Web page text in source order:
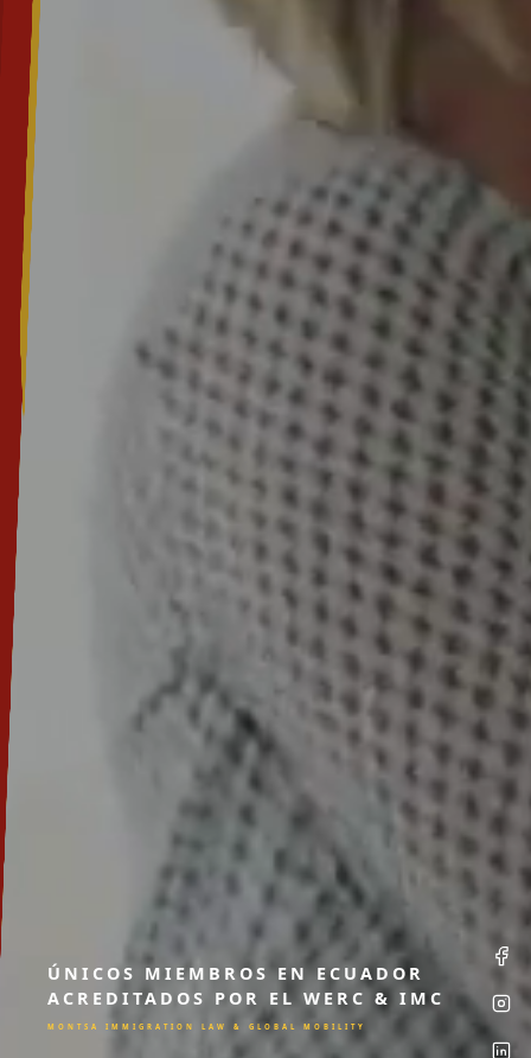
ÚNICOS MIEMBROS EN ECUADOR
ACREDITADOS POR EL WERC & IMC
MONTSA IMMIGRATION LAW & GLOBAL MOBILITY